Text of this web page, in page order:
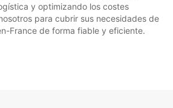
y optimizando los costes
para cubrir sus necesidades de
France de forma fiable y eficiente.